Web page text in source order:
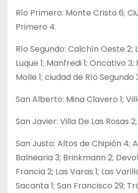
Río Primero: Monte Cristo 6;
Primero 4.
Río Segundo: Calchín Oeste 2;
Luque 1; Manfredi 1; Oncativo
Molle 1; ciudad de Río Segundo
San Alberto: Mina Clavero 1;
San Javier: Villa De Las Rosas
San Justo: Altos de Chipión 4;
Balnearia 3; Brinkmann 2;
Francia 2; Las Varas 1; Las
Sacanta 1; San Francisco 29;